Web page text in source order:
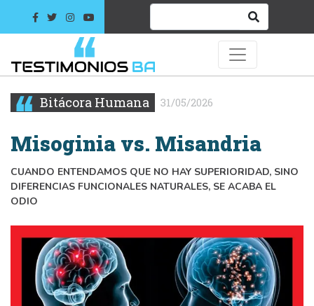
Bitácora Humana 31/05/2026
Misoginia vs. Misandria
CUANDO ENTENDAMOS QUE NO HAY SUPERIORIDAD, SINO
DIFERENCIAS FUNCIONALES NATURALES, SE ACABA EL
ODIO